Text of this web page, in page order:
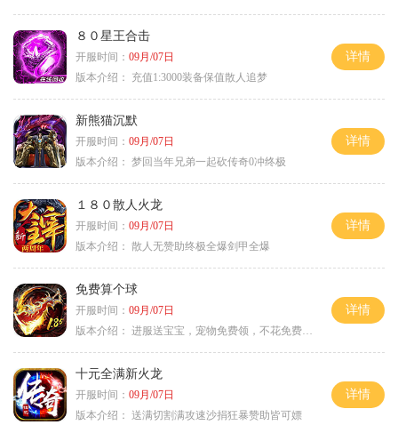
８０星王合击
开服时间： 09月/07日
版本介绍：
充值1:3000装备保值散人追梦
详情
新熊猫沉默
开服时间： 09月/07日
版本介绍： 梦回当年兄弟一起砍传奇0冲终极
详情
１８０散人火龙
开服时间： 09月/07日
版本介绍： 散人无赞助终极全爆剑甲全爆
详情
免费算个球
开服时间： 09月/07日
版本介绍： 进服送宝宝，宠物免费领，不花免费通关！
详情
十元全满新火龙
开服时间： 09月/07日
版本介绍： 送满切割满攻速沙捐狂暴赞助皆可嫖
详情